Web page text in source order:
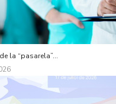
la “pasarela”...